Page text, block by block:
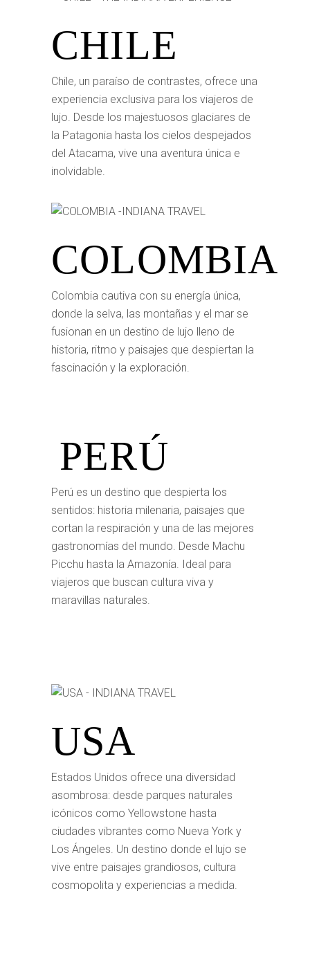
CHILE
Chile, un paraíso de contrastes, ofrece una
experiencia exclusiva para los viajeros de
lujo. Desde los majestuosos glaciares de
la Patagonia hasta los cielos despejados
del Atacama, vive una aventura única e
inolvidable.
COLOMBIA
Colombia cautiva con su energía única,
donde la selva, las montañas y el mar se
fusionan en un destino de lujo lleno de
historia, ritmo y paisajes que despiertan la
fascinación y la exploración.
PERÚ
Perú es un destino que despierta los
sentidos: historia milenaria, paisajes que
cortan la respiración y una de las mejores
gastronomías del mundo. Desde Machu
Picchu hasta la Amazonía. Ideal para
viajeros que buscan cultura viva y
maravillas naturales.
USA
Estados Unidos ofrece una diversidad
asombrosa: desde parques naturales
icónicos como Yellowstone hasta
ciudades vibrantes como Nueva York y
Los Ángeles. Un destino donde el lujo se
vive entre paisajes grandiosos, cultura
cosmopolita y experiencias a medida.